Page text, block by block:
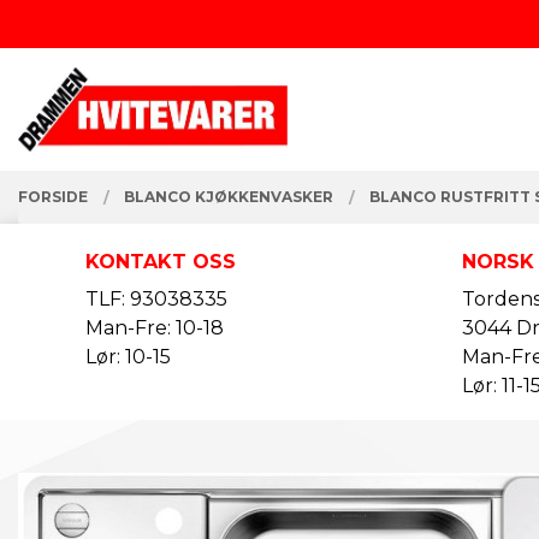
til
innholdet
PRODUKTER
FORSIDE BLANCO KJØKKENVASKER BLANCO RUSTFRITT
KONTAKT OSS
TLF: 93038335
Man-Fre: 10-18
Lør: 10-15
3044
Man-
Lør: 11-